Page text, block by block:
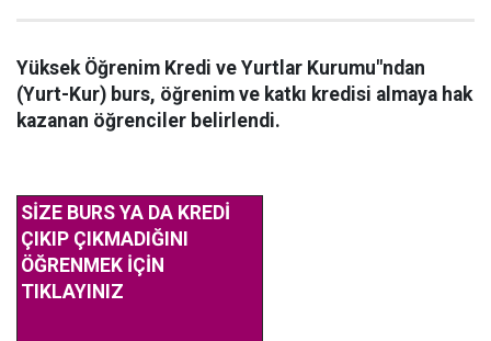
Yüksek Öğrenim Kredi ve Yurtlar Kurumu"ndan
(Yurt-Kur) burs, öğrenim ve katkı kredisi almaya hak
kazanan öğrenciler belirlendi.
SİZE BURS YA DA KREDİ
ÇIKIP ÇIKMADIĞINI
ÖĞRENMEK İÇİN
TIKLAYINIZ